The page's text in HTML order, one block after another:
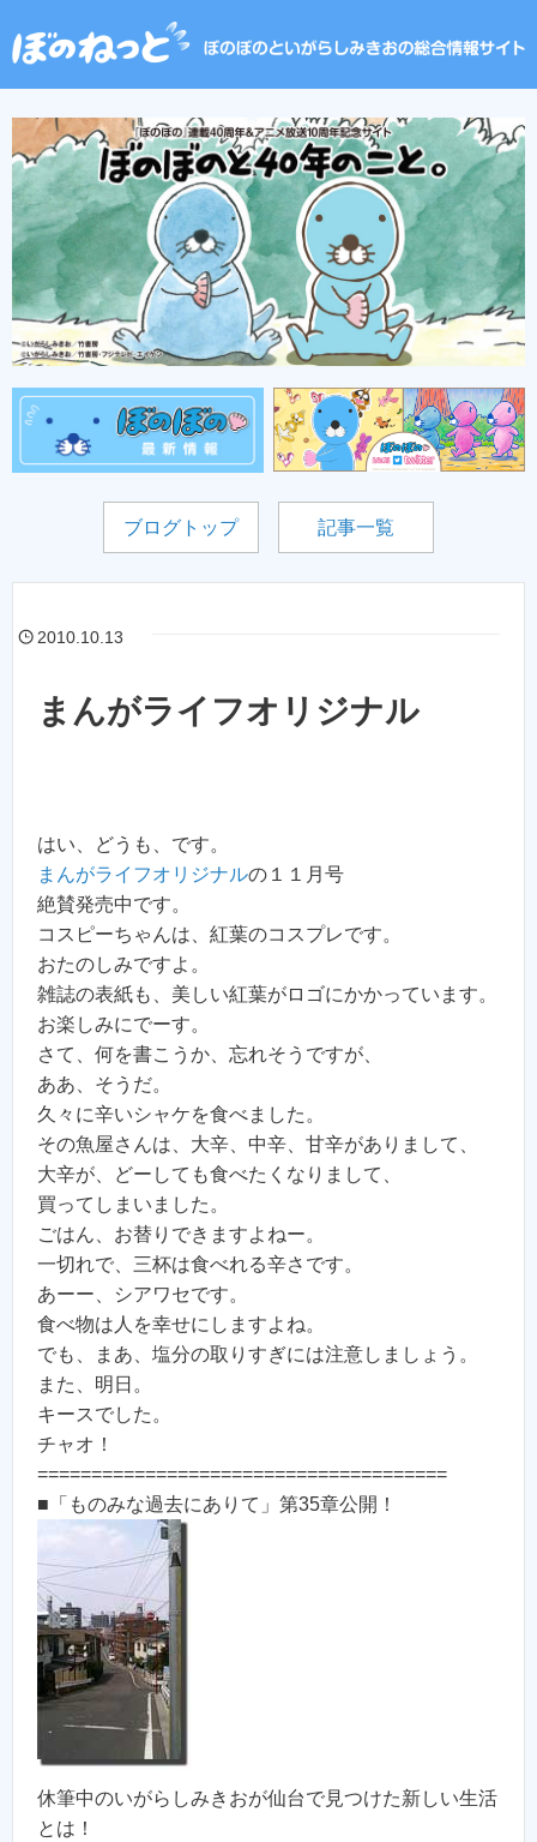
ブログトップ 記事一覧
2010.10.13
まんがライフオリジナル
はい、どうも、です。
まんがライフオリジナルの１１月号
絶賛発売中です。
コスピーちゃんは、紅葉のコスプレです。
おたのしみですよ。
雑誌の表紙も、美しい紅葉がロゴにかかっています。
お楽しみにでーす。
さて、何を書こうか、忘れそうですが、
ああ、そうだ。
久々に辛いシャケを食べました。
その魚屋さんは、大辛、中辛、甘辛がありまして、
大辛が、どーしても食べたくなりまして、
買ってしまいました。
ごはん、お替りできますよねー。
一切れで、三杯は食べれる辛さです。
あーー、シアワセです。
食べ物は人を幸せにしますよね。
でも、まあ、塩分の取りすぎには注意しましょう。
また、明日。
キースでした。
チャオ！
======================================
■「ものみな過去にありて」第35章公開！
休筆中のいがらしみきおが仙台で見つけた新しい生活
とは！